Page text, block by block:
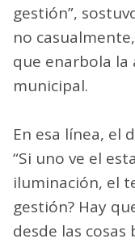
gestión”,
no
que enarbola
municipal.
En esa línea, el
“Si uno ve el
iluminación, el
gestión? Hay
desde las cosas